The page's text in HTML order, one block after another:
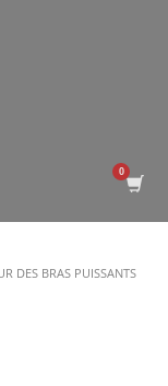
DES BRAS PUISSANTS